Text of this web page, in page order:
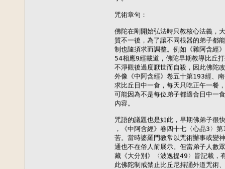
咒術章句：
佛陀在剛開始弘法時只教核心法義，
質不一後，為了讓不同根器的弟子都
制也隨須求而調整。例如《雜阿含經
54相應9經載道，佛陀早期教導比丘
不淨觀後過度厭世而自殺，因此佛陀
外像《中阿含經》卷五十第193經、
求比丘日中一食，每天只吃正午一餐
可能因為不是每位弟子都適合日中一
內容。
咒語的議題也是如此，早期佛弟子很
，《中阿含經》卷四十七〈心品3〉
苦。當時婆羅門教常以咒術辦事或變
通也不在俗人前展示。但當弟子人數
藏《大分別》〈波逸提49〉皆記載，
此佛陀制戒禁止比丘尼持誦外道咒術